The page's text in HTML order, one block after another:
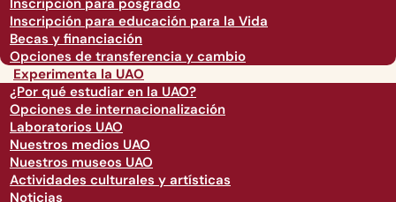
Inscripción para posgrado
Inscripción para educación para la Vida
Becas y financiación
Opciones de transferencia y cambio
Experimenta la UAO
¿Por qué estudiar en la UAO?
Opciones de internacionalización
Laboratorios UAO
Nuestros medios UAO
Nuestros museos UAO
Actividades culturales y artísticas
Noticias